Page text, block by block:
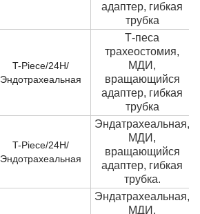
адаптер, гибкая
трубка
T-Piece/24H/
Эндотрахеальная
Т-песа
трахеостомия,
МДИ,
вращающийся
адаптер, гибкая
трубка
T-Piece/24H/
Эндотрахеальная
Эндатрахеальная,
МДИ,
вращающийся
адаптер, гибкая
трубка.
Эндатрахеальная,
МДИ,